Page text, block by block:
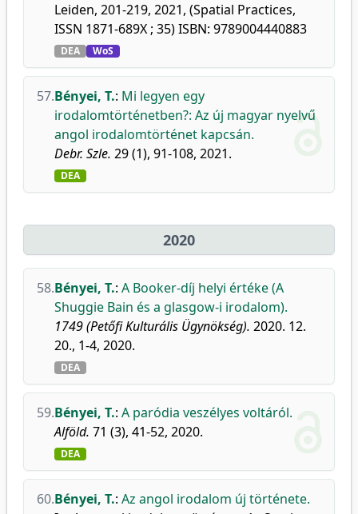
Leiden, 201-219, 2021, (Spatial Practices,
ISSN 1871-689X ; 35) ISBN: 9789004440883
DEA WoS
57.Bényei, T.: Mi legyen egy
irodalomtörténetben?: Az új magyar nyelvű
angol irodalomtörténet kapcsán.
Debr. Szle. 29 (1), 91-108, 2021.
DEA
2020
58.Bényei, T.: A Booker-díj helyi értéke (A
Shuggie Bain és a glasgow-i irodalom).
1749 (Petőfi Kulturális Ügynökség). 2020. 12.
20., 1-4, 2020.
DEA
59.Bényei, T.: A paródia veszélyes voltáról.
Alföld. 71 (3), 41-52, 2020.
DEA
60.Bényei, T.: Az angol irodalom új története.